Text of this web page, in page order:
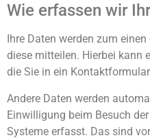
Wie erfassen wir
Ihre Daten werden zum
diese mitteilen. Hierbei kann
die Sie in ein
Andere Daten werden
Einwilligung beim Besuch
Systeme erfasst. Das sind